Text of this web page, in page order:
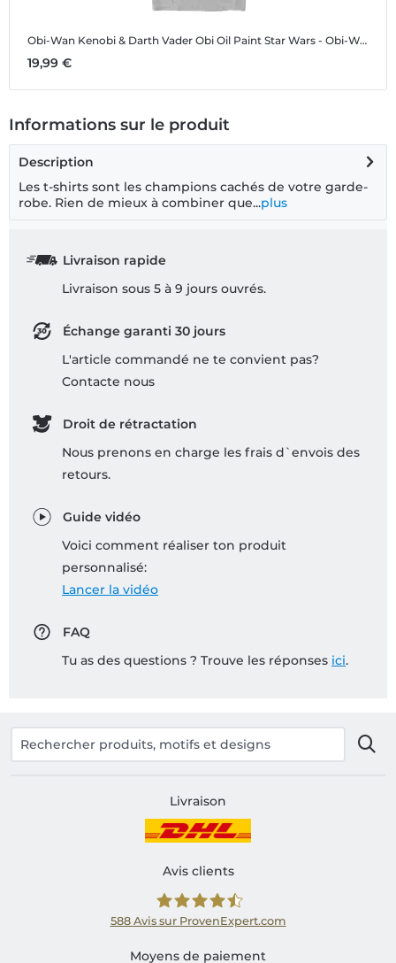
Obi-Wan Kenobi & Darth Vader Obi Oil Paint Star Wars - Obi-Wan Kenobi - Obi-Wan Kenobi & Darth Vader Obi Oil Paint - Homme T-shirt
19,99 €
Informations sur le produit
Description
Les t-shirts sont les champions cachés de votre garde-
robe. Rien de mieux à combiner que...plus
Livraison rapide
Livraison sous 5 à 9 jours ouvrés.
Échange garanti 30 jours
L'article commandé ne te convient pas?
Contacte nous
Droit de rétractation
Nous prenons en charge les frais d`envois des
retours.
Guide vidéo
Voici comment réaliser ton produit
personnalisé:
Lancer la vidéo
FAQ
Tu as des questions ? Trouve les réponses ici.
Livraison
Avis clients
Shirtinator FR
588 Avis sur ProvenExpert.com
Moyens de paiement